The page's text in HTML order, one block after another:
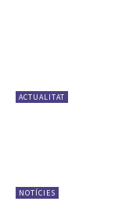
ACTUALITAT
NOTÍCIES